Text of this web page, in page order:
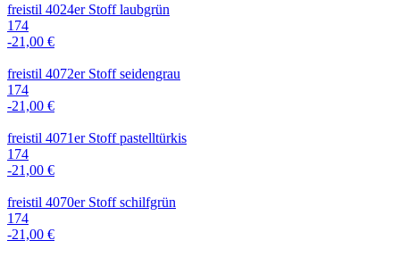
freistil 4024er Stoff laubgrün
174
-21,00 €
freistil 4072er Stoff seidengrau
174
-21,00 €
freistil 4071er Stoff pastelltürkis
174
-21,00 €
freistil 4070er Stoff schilfgrün
174
-21,00 €